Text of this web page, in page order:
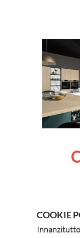
COOKIE
Innanzitutto